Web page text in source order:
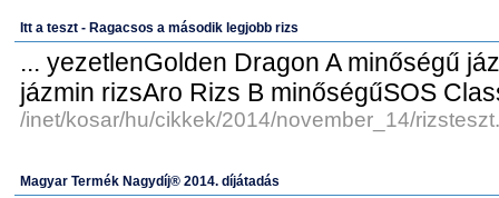
Itt a teszt - Ragacsos a második legjobb rizs
... yezetlenGolden Dragon A minőségű
jázmin rizsAro Rizs B minőségűSOS
/inet/kosar/hu/cikkek/2014/november_14/
Magyar Termék Nagydíj® 2014. díjátadás